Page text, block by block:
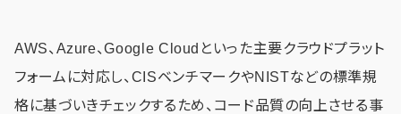
AWS、Azure、Google Cloudといった主要クラウドプラット
フォームに対応し、CISベンチマークやNISTなどの標準規
格に基づいきチェックするため、コード品質の向上させる事